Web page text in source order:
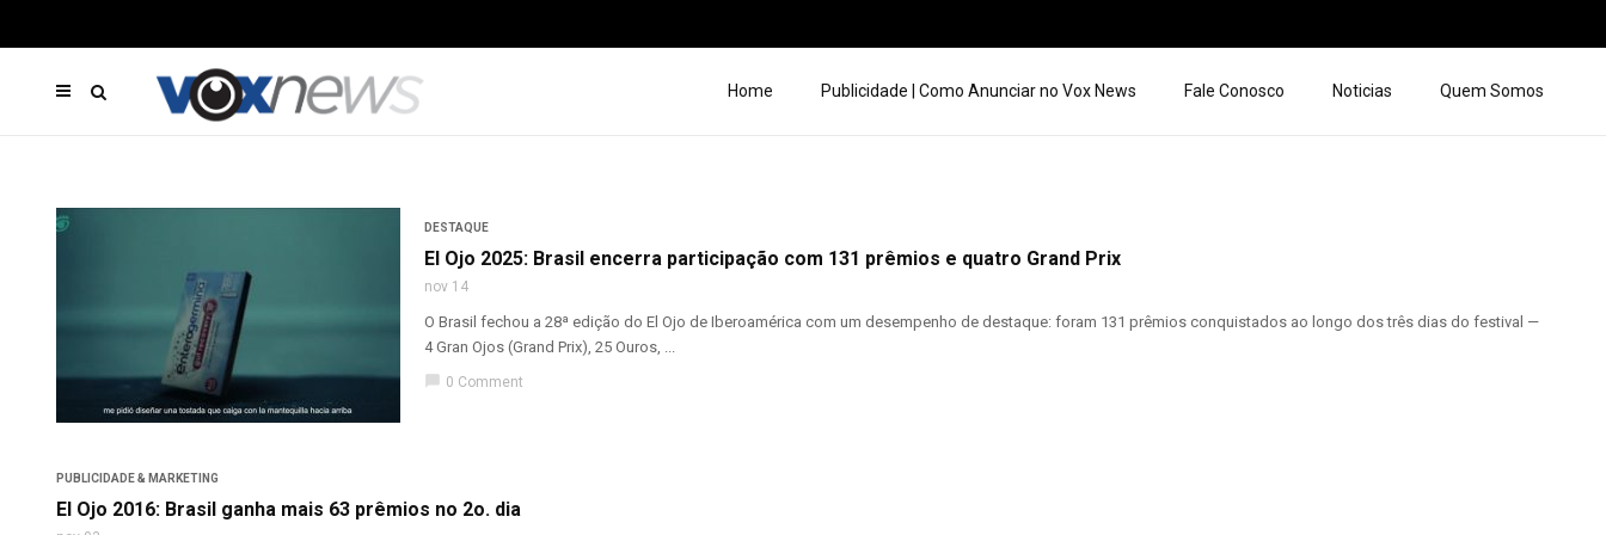
Home Publicidade | Como Anunciar no Vox News Fale Conosco Noticias Quem Somos
DESTAQUE
El Ojo 2025: Brasil encerra participação com 131 prêmios e quatro Grand Prix
nov 14
O Brasil fechou a 28ª edição do El Ojo de Iberoamérica com um desempenho de destaque: foram 131 prêmios conquistados ao longo dos três dias do festival —
4 Gran Ojos (Grand Prix), 25 Ouros, ...
chat_bubble 0 Comment
PUBLICIDADE & MARKETING
El Ojo 2016: Brasil ganha mais 63 prêmios no 2o. dia